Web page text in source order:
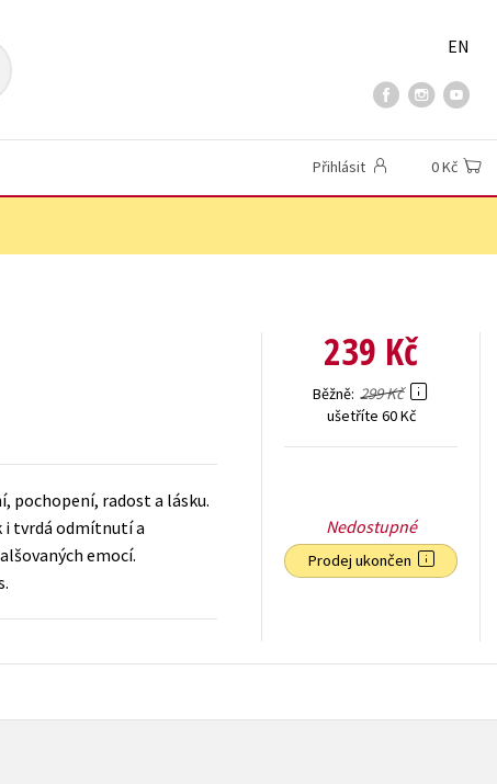
EN
Přihlásit 0 Kč
pochopení, radost a lásku.
i tvrdá odmítnutí a
emocí.
239 Kč
Běžně 299 Kč
ušetříte 60 Kč
Nedostupné
Prodej ukončen